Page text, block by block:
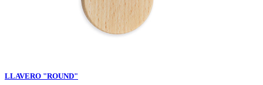
LLAVERO "ROUND"